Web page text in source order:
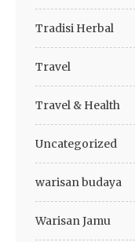
Tradisi Herbal
Travel
Travel & Health
Uncategorized
warisan budaya
Warisan Jamu